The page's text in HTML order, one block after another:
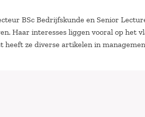
BSc Bedrijfskunde en Senior
Haar interesses liggen vooral op het
heeft ze diverse artikelen in